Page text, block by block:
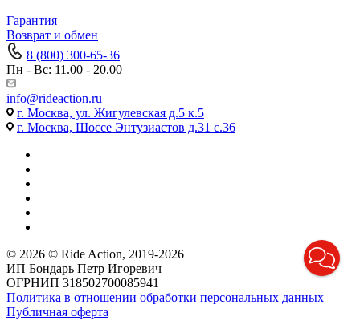
Гарантия
Возврат и обмен
8 (800) 300-65-36
Пн - Вс: 11.00 - 20.00
info@rideaction.ru
г. Москва, ул. Жигулевская д.5 к.5
г. Москва, Шоссе Энтузиастов д.31 с.36
© 2026 © Ride Action, 2019-2026
ИП Бондарь Петр Игоревич
ОГРНИП 318502700085941
Политика в отношении обработки персональных данных
Публичная оферта